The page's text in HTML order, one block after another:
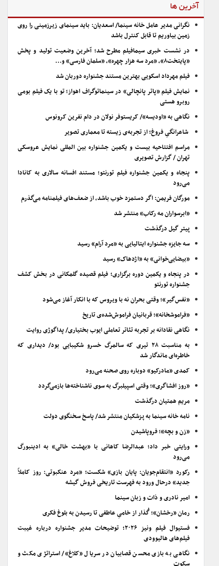
آخرین ها
نگرانی مدیر عامل خانه سینما/ اسعدیان: باید سینمای زیرزمینی را روی
زمین بیاوریم تا قابل کنترل باشد
در نشست خبری سیمافیلم مطرح شد؛ آخرین وضعیت تولید و پخش
«پایتخت۸»، «مرد سه هزار چهره»، «سلمان فارسی» و…
فیلم مهرداد اسکویی بهترین مستند جشنواره دوربان شد
نمایش فیلم «پاتر پانچالی» در سینماتوگراف اهواز؛ تو با یک فیلم بومی
روبرو هستی
نگاهی به «اودیسه»/ کریستوفر نولان در دام نفرین کرونوس
شاعرانگیِ فروغ؛ از تجربه‌ی زیسته تا معماری تصویر
مراسم افتتاحیه بیست و یکمین جشنواره بین المللی نمایش عروسکی
تهران / گزارش تصویری
پنجاه و یکمین جشنواره فیلم تورنتو؛ مستند افسانه سالاری به کانادا
می‌رود
مورگان فریمن: اگر دستمزد خوب باشد، از ضعف‌های فیلمنامه می‌گذرم
«ابرسواران مه رکاب» منتشر شد
پیتر گیل درگذشت
سه جایزه جشنواره ایتالیایی به «مرد آرام» رسید
«بیضایی‌خوانی» به «اژدهاک» رسید
در پنجاه و یکمین دوره برگزاری؛ فیلم قصیده گلمکانی در بخش کشف
جشنواره تورنتو
«نفس‌گیر»؛ وقتی بحران نه با ویروس که با انکار آغاز می‌شود
«فراموشخانه»؛ قربانیان فراموش‌شده‌ی تاریخ
نگاهی نقادانه بر تجربه تئاتر تعاملی ایوب بختیاری/ پداگوژی روایت
به مناسبت ۲۸ تیری که سالمرگ خسرو شکیبایی بود/ دیداری که
خاطره‌ای ماندگار شد
کمدی «مادرکیو» دوباره روی صحنه می‌رود
«روز افشاگری»؛ وقتی اسپیلبرگ به سوی ناشناخته‌ها بازمی‌گردد
مریم همتیان درگذشت
نامه خانه سینما به پزشکیان منتشر شد/ پاسخ سخنگوی دولت
«زن و بچه»؛ فروپاشیدن
ورایتی خبر داد؛ عبدالرضا کاهانی با «بهشت خالی» به ادینبورگ
می‌رود
رکورد «انتقام‌جویان: پایان بازی» شکست؛ «مرد عنکبوتی: روز کاملاً
جدید» درحال ورود به فهرست تاریخی فروش گیشه
امیر نادری و ذات و زبان سینما
رمان «رخشان»؛ گُذار از خامیِ عاطفی تا رسیدن به بلوغ فکری
فستیوال فیلم ونیز ۲۰۲۶؛ توضیحات مدیر جشنواره درباره غیبت
فیلم‌های هالیوودی
نگاهی به بازی محسن قصابیان در سریال «کلاغ»/ استراتژی مکث و